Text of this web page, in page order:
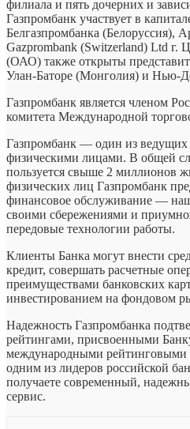
филиала и пять дочерних и
Газпромбанк участвует в
Белгазпромбанка (Белоруссия),
Gazprombank (Switzerland) Ltd
(ОАО) также открыты
Улан-Баторе (Монголия) и Нью-
Газпромбанк является членом
комитета Международной
Газпромбанк — один из ведущих
физическими лицами. В общей
пользуется свыше 2 миллионов
физических лиц Газпромбанк
финансовое обслуживание —
своими сбережениями и
передовые технологии работы.
Клиенты Банка могут внести
кредит, совершать расчетные
преимуществами банковских
инвестированием на фондовом
Надежность Газпромбанка
рейтингами, присвоенными
международными рейтинговыми
одним из лидеров российской
получаете современный,
сервис.